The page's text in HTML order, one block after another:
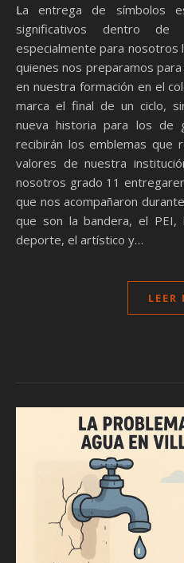
La entrega de símbolos es uno de los actos más
significativos dentro de
especialmente para
quienes nos preparamos
en nuestra formación en el
marca el final de un ciclo,
nueva historia para los de
recibirán los emblemas que
valores de nuestra
nosotros grado 11
que nos acompañaron
que son la bandera, el PEI,
deporte, el artístico y…
LEER